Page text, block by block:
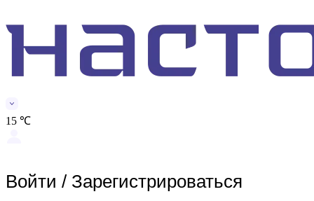
15 ℃
Войти / Зарегистрироваться